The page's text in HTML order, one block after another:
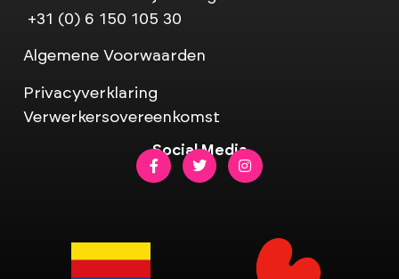
+31 (0) 6 150 105 30
Algemene Voorwaarden
Privacyverklaring
Verwerkersovereenkomst
Social Media